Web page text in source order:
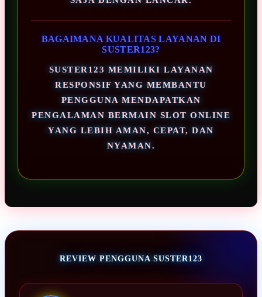
BAGAIMANA KUALITAS LAYANAN DI
SUSTER123?
SUSTER123 MEMILIKI LAYANAN
RESPONSIF YANG MEMBANTU
PENGGUNA MENDAPATKAN
PENGALAMAN BERMAIN SLOT ONLINE
YANG LEBIH AMAN, CEPAT, DAN
NYAMAN.
REVIEW PENGGUNA SUSTER123